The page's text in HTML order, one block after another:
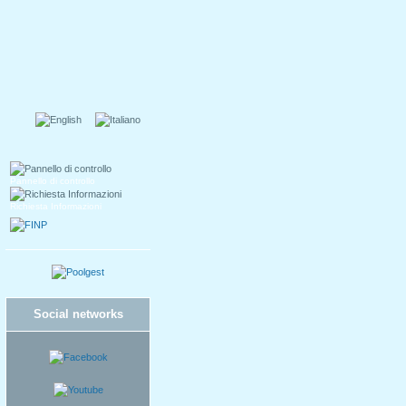
Pannello di controllo
Richiesta Informazioni
Social networks